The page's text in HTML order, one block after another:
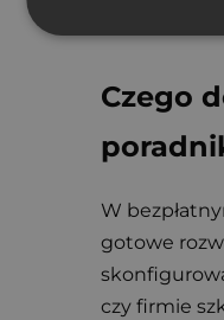
Czego
W
gotowe
czy firmie